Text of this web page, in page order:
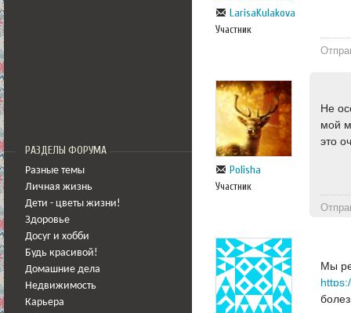
РАЗДЕЛЫ ФОРУМА
Разные темы
Личная жизнь
Дети - цветы жизни!
Здоровье
Досуг и хобби
Будь красивой!
Домашние дела
Недвижимость
Карьера
LarisaKulakova
Участник
Polisha
Участник
Не
мой
это
Мы